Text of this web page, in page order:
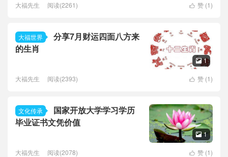
 赞 (1)
大福先生 阅读(2261)
大福世界
分享7月财运四面八方来
的生肖
 1
 赞 (1)
大福先生 阅读(2393)
文化传承
国家开放大学学习学历
毕业证书文凭价值
 1
 赞 (1)
大福先生 阅读(2078)